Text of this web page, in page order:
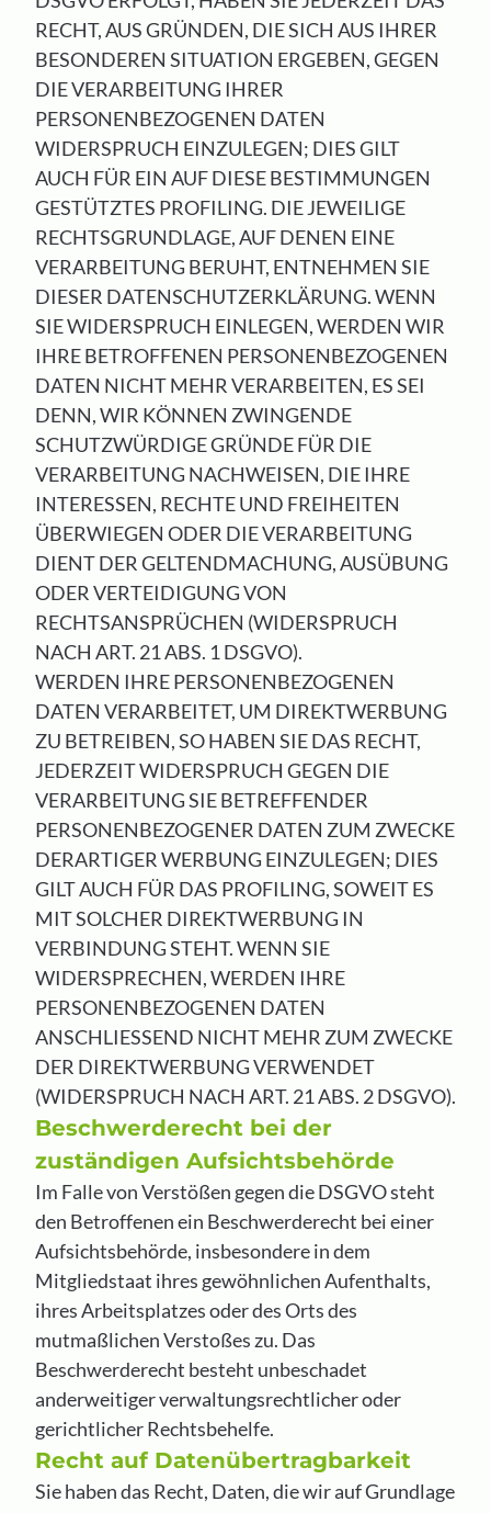
RECHT, AUS GRÜNDEN, DIE SICH AUS IHRER
BESONDEREN SITUATION ERGEBEN, GEGEN
DIE VERARBEITUNG IHRER
PERSONENBEZOGENEN DATEN
WIDERSPRUCH EINZULEGEN; DIES GILT
AUCH FÜR EIN AUF DIESE BESTIMMUNGEN
GESTÜTZTES PROFILING. DIE JEWEILIGE
RECHTSGRUNDLAGE, AUF DENEN EINE
VERARBEITUNG BERUHT, ENTNEHMEN SIE
DIESER DATENSCHUTZERKLÄRUNG. WENN
SIE WIDERSPRUCH EINLEGEN, WERDEN WIR
IHRE BETROFFENEN PERSONENBEZOGENEN
DATEN NICHT MEHR VERARBEITEN, ES SEI
DENN, WIR KÖNNEN ZWINGENDE
SCHUTZWÜRDIGE GRÜNDE FÜR DIE
VERARBEITUNG NACHWEISEN, DIE IHRE
INTERESSEN, RECHTE UND FREIHEITEN
ÜBERWIEGEN ODER DIE VERARBEITUNG
DIENT DER GELTENDMACHUNG, AUSÜBUNG
ODER VERTEIDIGUNG VON
RECHTSANSPRÜCHEN (WIDERSPRUCH
NACH ART. 21 ABS. 1 DSGVO).
WERDEN IHRE PERSONENBEZOGENEN
DATEN VERARBEITET, UM DIREKTWERBUNG
ZU BETREIBEN, SO HABEN SIE DAS RECHT,
JEDERZEIT WIDERSPRUCH GEGEN DIE
VERARBEITUNG SIE BETREFFENDER
PERSONENBEZOGENER DATEN ZUM ZWECKE
DERARTIGER WERBUNG EINZULEGEN; DIES
GILT AUCH FÜR DAS PROFILING, SOWEIT ES
MIT SOLCHER DIREKTWERBUNG IN
VERBINDUNG STEHT. WENN SIE
WIDERSPRECHEN, WERDEN IHRE
PERSONENBEZOGENEN DATEN
ANSCHLIESSEND NICHT MEHR ZUM ZWECKE
DER DIREKTWERBUNG VERWENDET
(WIDERSPRUCH NACH ART. 21 ABS. 2 DSGVO).
Beschwerderecht bei der
zuständigen Aufsichtsbehörde
Im Falle von Verstößen gegen die DSGVO steht
den Betroffenen ein Beschwerderecht bei einer
Aufsichtsbehörde, insbesondere in dem
Mitgliedstaat ihres gewöhnlichen Aufenthalts,
ihres Arbeitsplatzes oder des Orts des
mutmaßlichen Verstoßes zu. Das
Beschwerderecht besteht unbeschadet
anderweitiger verwaltungsrechtlicher oder
gerichtlicher Rechtsbehelfe.
Recht auf Datenübertragbarkeit
Sie haben das Recht, Daten, die wir auf Grundlage